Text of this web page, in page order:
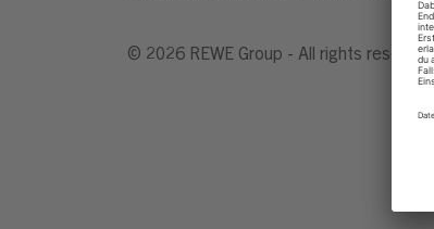
© 2026 REWE Group - All rights reserved